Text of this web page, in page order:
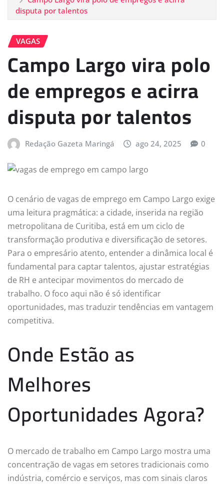
disputa por talentos
VAGAS
Campo Largo vira polo
de empregos e acirra
disputa por talentos
Redação Gazeta Maringá ago 24, 2025 0
O cenário de vagas de emprego em Campo Largo exige
uma leitura pragmática: a cidade, inserida na região
metropolitana de Curitiba, está em um ciclo de
transformação produtiva e diversificação de setores.
Para o empresário atento, entender a dinâmica local é
fundamental para captar talentos, ajustar estratégias
de RH e antecipar movimentos do mercado de
trabalho. O foco aqui não é só identificar
oportunidades, mas traduzir tendências em vantagem
competitiva.
Onde Estão as
Melhores
Oportunidades Agora?
O mercado de trabalho em Campo Largo mostra uma
concentração de vagas em setores tradicionais como
indústria, comércio e serviços, mas com sinais claros